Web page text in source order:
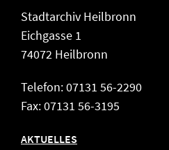
Stadtarchiv Heilbronn
Eichgasse 1
74072 Heilbronn
Telefon: 07131 56-2290
Fax: 07131 56-3195
AKTUELLES